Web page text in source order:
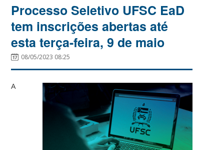
Processo Seletivo UFSC EaD
tem inscrições abertas até
esta terça-feira, 9 de maio
08/05/2023 08:25
A